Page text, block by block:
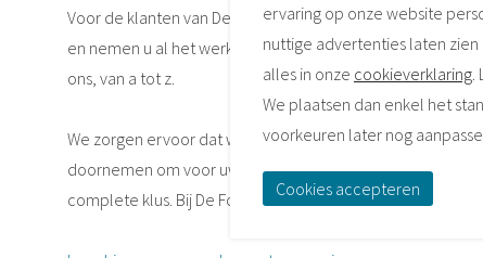
Voor de klanten van De Foliedokter wordt ook visite
en nemen u al het werk uit handen. U heeft werkelijk
ons, van a tot z.
We zorgen ervoor dat we vooraf bij u thuis de situatie
doornemen om voor uw keukenproblemen een oplossing
complete klus. Bij De Foliedokter bent u in vakkundige
ervaring op onze website
nuttige advertenties laten
alles in onze cookieverklaring.
We plaatsen dan enkel het
voorkeuren later nog
Cookies accepteren